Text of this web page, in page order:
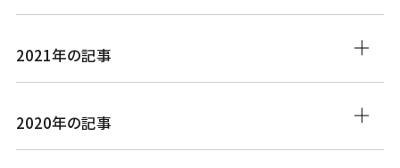
2021年の記事
2020年の記事